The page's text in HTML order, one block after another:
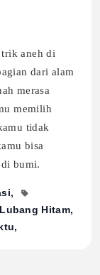
aneh di
dari alam
merasa
memilih
tidak
bisa
bumi.
Lubang Hitam